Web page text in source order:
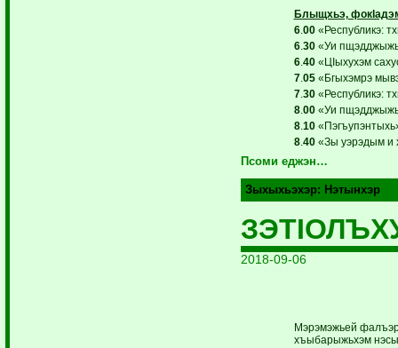
Блыщхьэ,
6. 00«Республикэ:
6. 30«Уи пщэдджыжь
6. 40«ЦIыхухэм
7. 05«Бгыхэмрэ
7. 30«Республикэ:
8. 00«Уи пщэдджыжь
8. 10
8. 40«Зы уэрэдым и
Псоми еджэн…
Зыхыхьэхэр: Нэтынхэр
2018-09-06
Мэрэмэжьей
хъыбарыжьхэм